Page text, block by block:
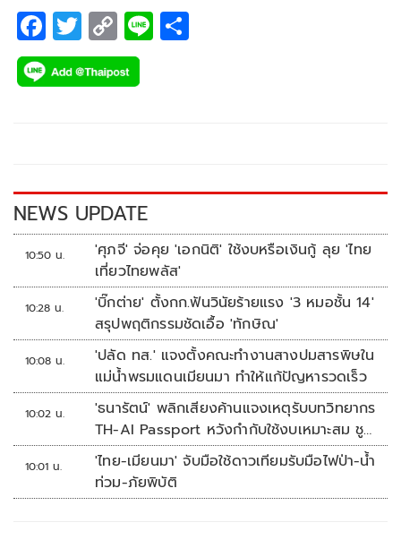
F
ac
e
k
T
wi
tt
C
o
p
k
Li
NEWS UPDATE
10:50 น.
'ศุภจี' จ่อคุย 'เอกนิติ' ใช้งบหรือเงินกู้ ลุย 'ไทย
เที่ยวไทยพลัส'
10:28 น.
'บิ๊กต่าย' ตั้งกก.ฟันวินัยร้ายแรง '3 หมอชั้น 14'
สรุปพฤติกรรมชัดเอื้อ 'ทักษิณ'
10:08 น.
'ปลัด ทส.' แจงตั้งคณะทำงานสางปมสารพิษใน
แม่น้ำพรมแดนเมียนมา ทำให้แก้ปัญหารวดเร็ว
10:02 น.
'ธนารัตน์' พลิกเสียงค้านแจงเหตุรับบทวิทยากร
TH-AI Passport หวังกำกับใช้งบเหมาะสม ชู
จุดเด่นคนไทยได้ใช้ AI ระดับโปร ลดเหลื่อมล้ำ
ทางเทคโนโลยี เซฟงบไปกว่า900ล้าน เชื่อหาก
ใช้เต็มที่เอกชนขาดทุนย่อยยับ
10:01 น.
'ไทย-เมียนมา' จับมือใช้ดาวเทียมรับมือไฟป่า-น้ำ
ท่วม-ภัยพิบัติ